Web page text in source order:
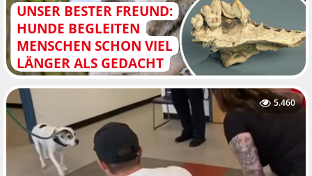
UNSER BESTER FREUND:
HUNDE BEGLEITEN
MENSCHEN SCHON VIEL
LÄNGER ALS GEDACHT
5.460